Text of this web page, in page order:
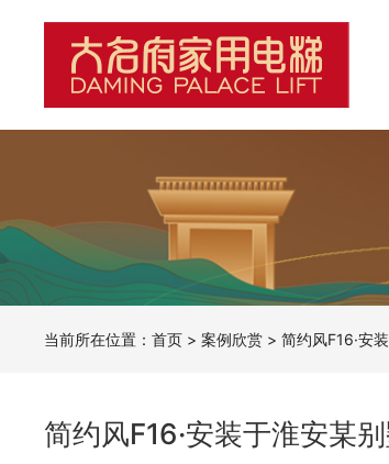
当前所在位置： 首页 > 案例欣赏 > 简约风F16·安
简约风F16·安装于淮安某